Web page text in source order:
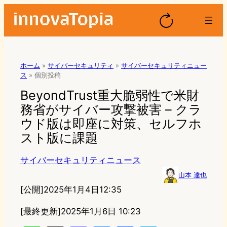
ホーム » サイバーセキュリティ » サイバーセキュリティニュー
ス » 個別投稿
BeyondTrust重大脆弱性で米財
務省がサイバー攻撃被害 – クラ
ウド版は即座に対策、セルフホ
スト版に課題
サイバーセキュリティニュース
山本 達也
[公開]2025年1月4日12:35
[最終更新]2025年1月6日 10:23